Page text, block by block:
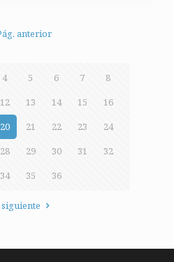
anterior
4 5 6 7
8
12 13 14 15
16
20 21 22 23
24
28 29 30 31
32
34 35 36
siguiente